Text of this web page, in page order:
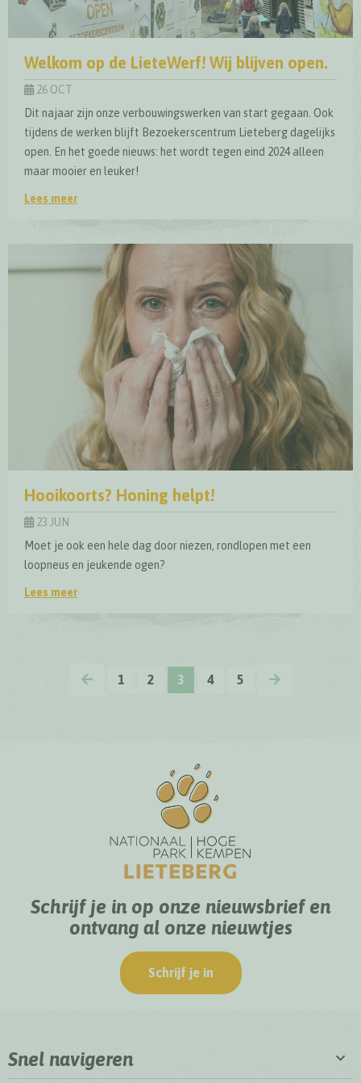
Welkom op de LieteWerf! Wij blijven open.
26 OCT
Dit najaar zijn onze verbouwingswerken van start gegaan. Ook
tijdens de werken blijft Bezoekerscentrum Lieteberg dagelijks
open. En het goede nieuws: het wordt tegen eind 2024 alleen
maar mooier en leuker!
Lees meer
Hooikoorts? Honing helpt!
23 JUN
Moet je ook een hele dag door niezen, rondlopen met een
loopneus en jeukende ogen?
Lees meer
VORIGE
1 2 3 4 5 VOLGENDE
Schrijf je in op onze nieuwsbrief en
ontvang al onze nieuwtjes
Schrijf je in
Snel navigeren